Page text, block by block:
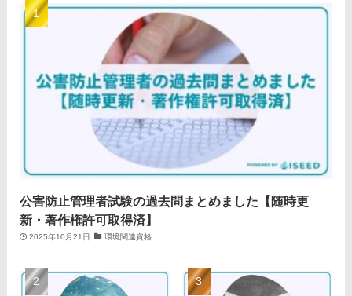
公害防止管理者試験の過去問まとめました【随時更
新・著作権許可取得済】
2025年10月21日 環境関連資格